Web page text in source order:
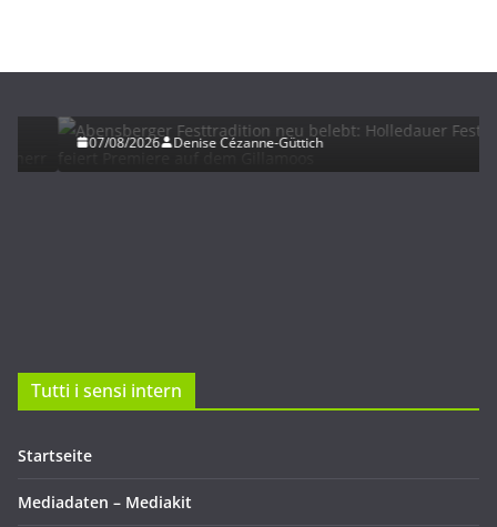
07/08/2026 Denise Cézanne-Güttich
Tutti i sensi intern
Startseite
Mediadaten – Mediakit